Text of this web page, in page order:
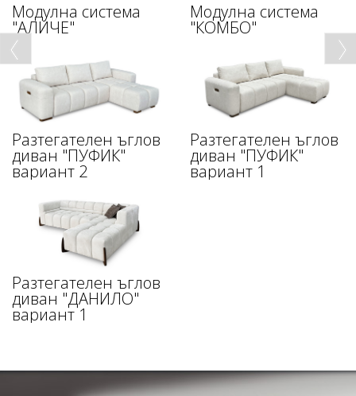
Модулна система
"АЛИЧЕ"
Модулна система
"КОМБО"
Разтегателен ъглов
диван "ПУФИК"
вариант 2
Разтегателен ъглов
диван "ПУФИК"
вариант 1
Разтегателен ъглов
диван "ДАНИЛО"
вариант 1